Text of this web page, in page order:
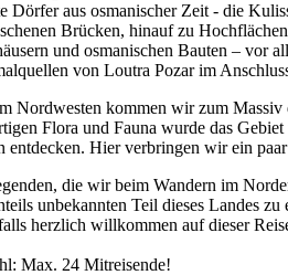
Dörfer aus osmanischer Zeit - die
Brücken, hinauf zu
und osmanischen Bauten –
von Loutra Pozar im
Nordwesten kommen wir zum
Flora und Fauna wurde das
entdecken. Hier verbringen wir ein
die wir beim Wandern im
unbekannten Teil dieses Landes
herzlich willkommen auf dieser
Max. 24 Mitreisende!